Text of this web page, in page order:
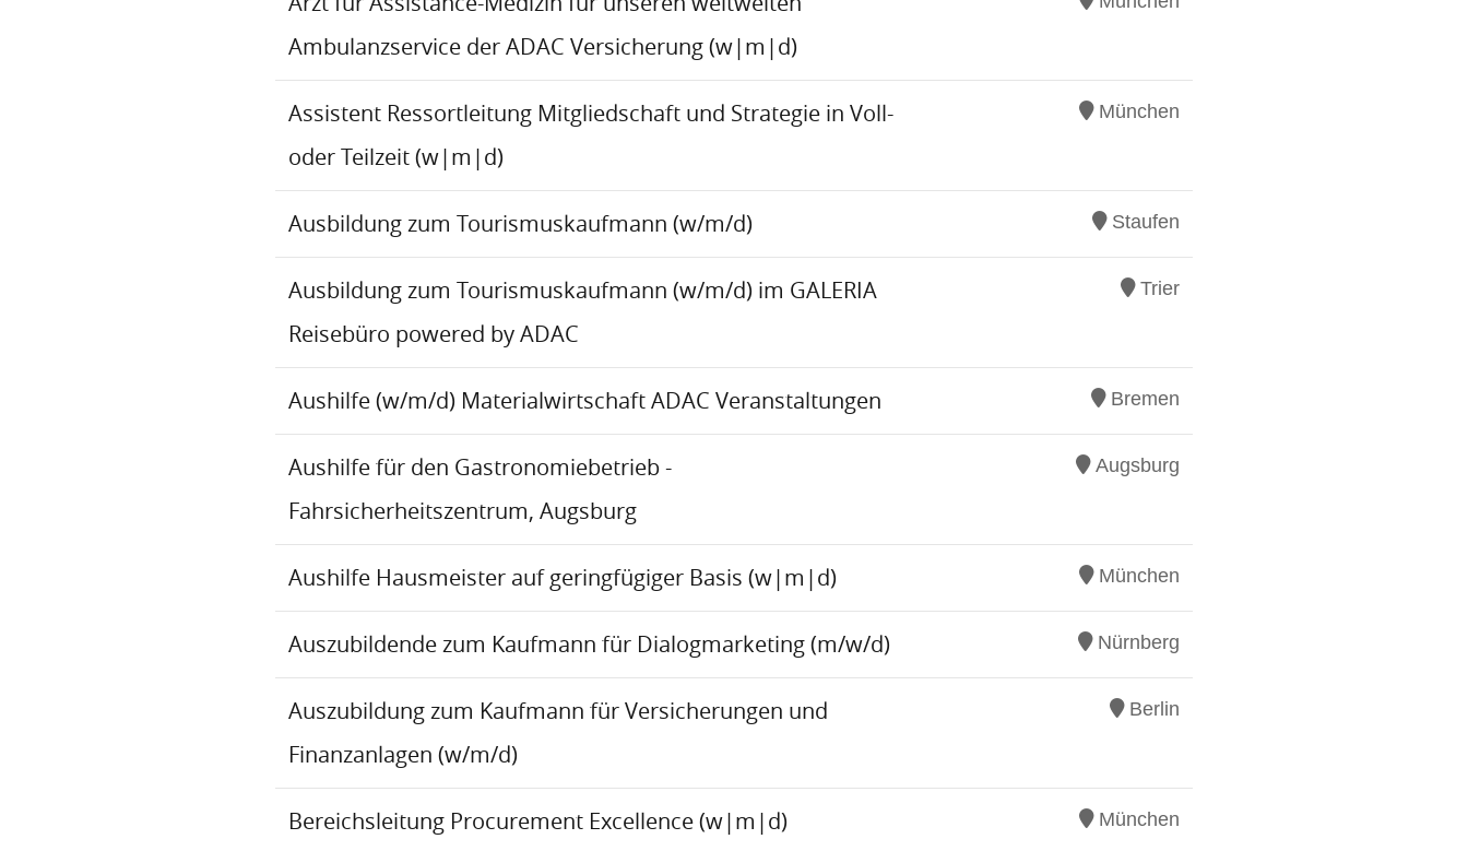
Ambulanzservice der ADAC Versicherung (w|m|d)
Assistent Ressortleitung Mitgliedschaft und Strategie in Voll-
oder Teilzeit (w|m|d)
München
Ausbildung zum Tourismuskaufmann (w/m/d) Staufen
Ausbildung zum Tourismuskaufmann (w/m/d) im GALERIA
Reisebüro powered by ADAC
Trier
Aushilfe (w/m/d) Materialwirtschaft ADAC Veranstaltungen Bremen
Aushilfe für den Gastronomiebetrieb -
Fahrsicherheitszentrum, Augsburg
Augsburg
Aushilfe Hausmeister auf geringfügiger Basis (w|m|d) München
Auszubildende zum Kaufmann für Dialogmarketing (m/w/d) Nürnberg
Auszubildung zum Kaufmann für Versicherungen und
Finanzanlagen (w/m/d)
Berlin
Bereichsleitung Procurement Excellence (w|m|d) München